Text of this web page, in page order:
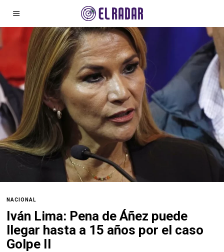
NACIONAL
Iván Lima: Pena de Áñez puede
llegar hasta a 15 años por el caso
Golpe II